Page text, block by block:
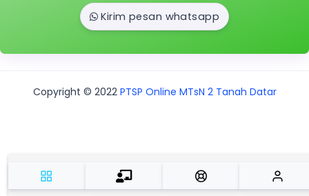
Kirim pesan whatsapp
Copyright © 2022 PTSP Online MTsN 2 Tanah Datar